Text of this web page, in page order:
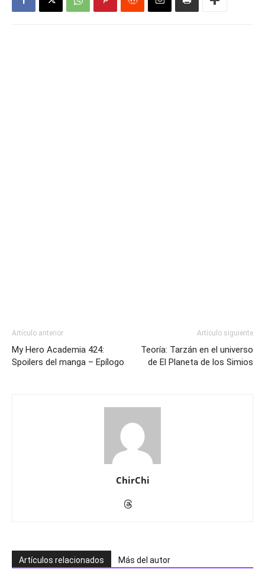
Artículo anterior
My Hero Academia 424:
Spoilers del manga – Epílogo
Artículo siguiente
Teoría: Tarzán en el universo
de El Planeta de los Simios
ChirChi
Artículos relacionados Más del autor